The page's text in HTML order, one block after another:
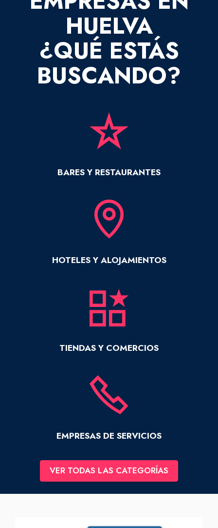
HUELVA
¿QUÉ ESTÁS
BUSCANDO?
BARES Y RESTAURANTES
HOTELES Y ALOJAMIENTOS
TIENDAS Y COMERCIOS
EMPRESAS DE SERVICIOS
VER TODAS LAS CATEGORÍAS